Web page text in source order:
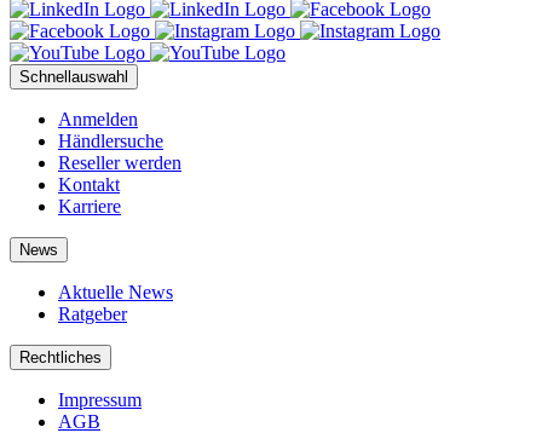
Schnellauswahl
Anmelden
Händlersuche
Reseller werden
Kontakt
Karriere
News
Aktuelle News
Ratgeber
Rechtliches
Impressum
AGB